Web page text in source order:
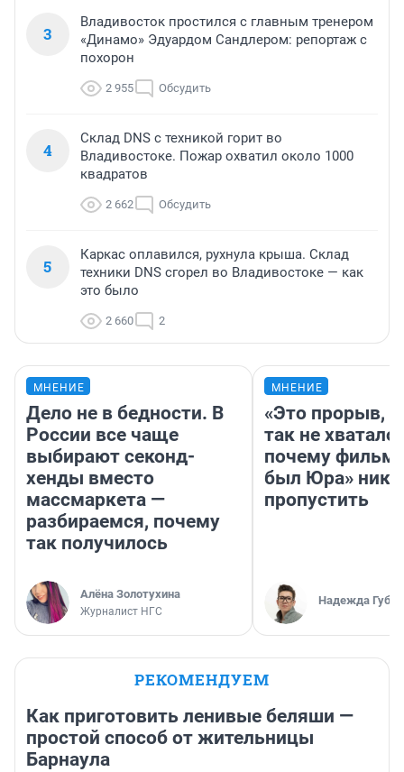
3
Владивосток простился с главным тренером
«Динамо» Эдуардом Сандлером: репортаж с
похорон
2 955 Обсудить
4
Склад DNS с техникой горит во
Владивостоке. Пожар охватил около 1000
квадратов
2 662 Обсудить
5
Каркас оплавился, рухнула крыша. Склад
техники DNS сгорел во Владивостоке — как
это было
2 660 2
МНЕНИЕ
Дело не в бедности. В
России все чаще
выбирают секонд-
хенды вместо
массмаркета —
разбираемся, почему
так получилось
Алёна Золотухина
Журналист НГС
МНЕНИЕ
«Это прорыв,
так не
почему фильм
был Юра»
пропустить
Надежда
РЕКОМЕНДУЕМ
Как приготовить ленивые беляши —
простой способ от жительницы
Барнаула